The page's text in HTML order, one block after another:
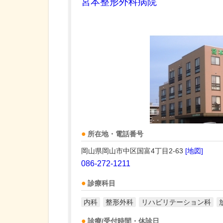
所在地・電話番号
岡山県岡山市中区国富4丁目2-63 [地図]
086-272-1211
診療科目
内科 整形外科 リハビリテーション科
診療/受付時間・休診日